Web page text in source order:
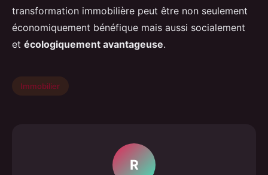
transformation immobilière peut être non seulement
économiquement bénéfique mais aussi socialement
et écologiquement avantageuse.
Immobilier
R